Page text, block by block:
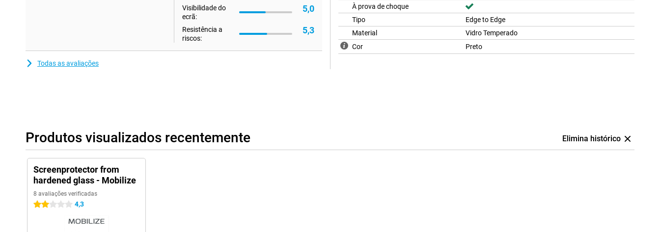
Visibilidade do
ecrã:
5,0
Resistência a
riscos:
5,3
Todas as avaliações
À prova de choque
Tipo
Edge to Edge
Material
Vidro Temperado
Cor
Preto
Produtos visualizados recentemente Elimina histórico
Screenprotector from
hardened glass - Mobilize
8 avaliações verificadas
2 estrelas 4,3